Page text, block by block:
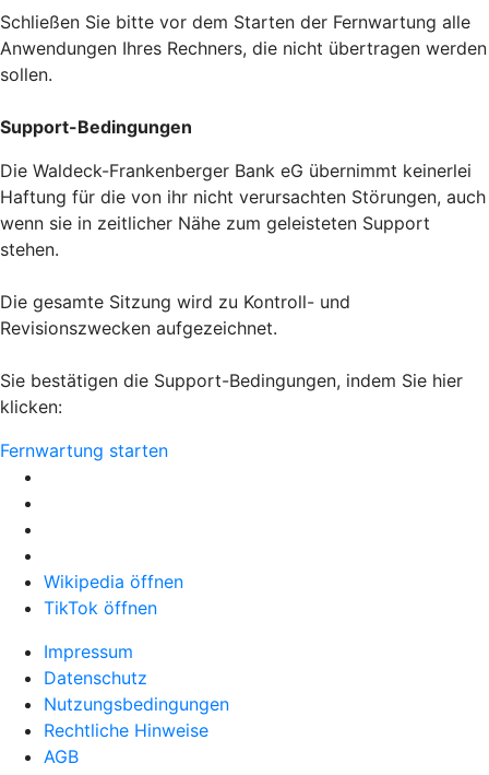
Schließen Sie bitte vor dem Starten der Fernwartung alle
Anwendungen Ihres Rechners, die nicht übertragen werden
sollen.
Support-Bedingungen
Die Waldeck-Frankenberger Bank eG übernimmt keinerlei
Haftung für die von ihr nicht verursachten Störungen, auch
wenn sie in zeitlicher Nähe zum geleisteten Support
stehen.
Die gesamte Sitzung wird zu Kontroll- und
Revisionszwecken aufgezeichnet.
Sie bestätigen die Support-Bedingungen, indem Sie hier
klicken:
Fernwartung starten
Wikipedia öffnen
TikTok öffnen
Impressum
Datenschutz
Nutzungsbedingungen
Rechtliche Hinweise
AGB